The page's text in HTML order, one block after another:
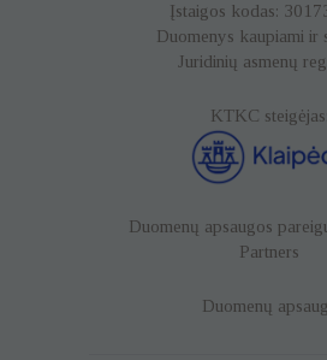
Įstaigos kodas:
Duomenys kaupiami ir
Juridinių asmenų
KTKC steigėjas:
Duomenų apsaugos
Partners
Duomenų